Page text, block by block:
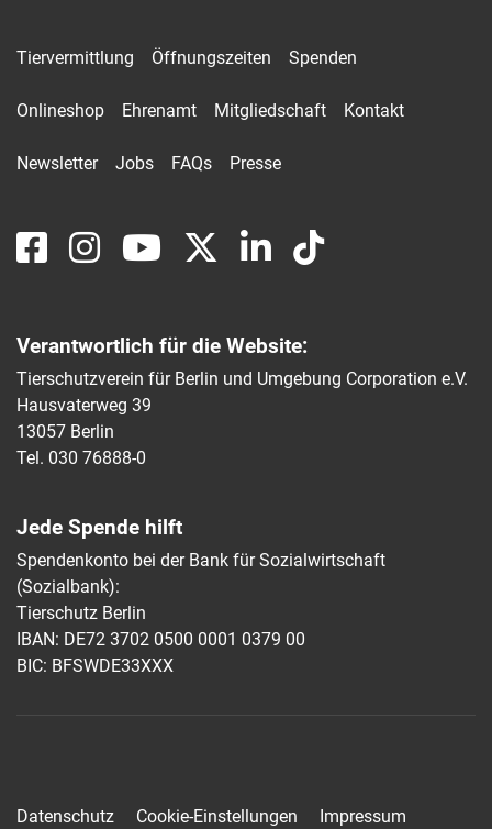
Tiervermittlung Öffnungszeiten Spenden
Onlineshop Ehrenamt Mitgliedschaft Kontakt
Newsletter Jobs FAQs Presse
Verantwortlich für die Website:
Tierschutzverein für Berlin und Umgebung Corporation e.V.
Hausvaterweg 39
13057 Berlin
Tel. 030 76888-0
Jede Spende hilft
Spendenkonto bei der Bank für Sozialwirtschaft
(Sozialbank):
Tierschutz Berlin
IBAN: DE72 3702 0500 0001 0379 00
BIC: BFSWDE33XXX
Datenschutz Cookie-Einstellungen Impressum